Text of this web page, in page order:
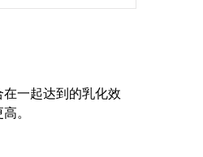
一起达到的乳化效
。